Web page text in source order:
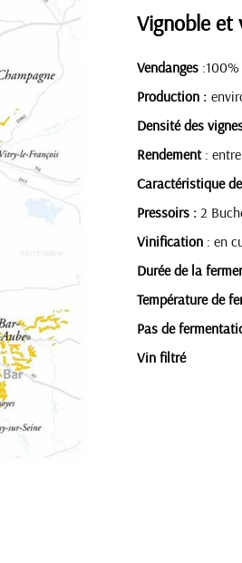
Vignoble et
Vendanges
Production :
Densité des
Rendement:
Caractéristique
Pressoirs : 2
Vinification : en
Durée de la
Température de
Pas de
Vin filtré